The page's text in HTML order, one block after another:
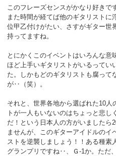
このフレーズセンスがかなり好きで
また時間が経てば他のギタリスト
位甲乙付けがたい、さすがギター世
持ってますね。
とにかくこのイベントはいろんな意
ほど上手いギタリストがいるってい
た。しかもどのギタリストも腐って
が‥（笑）。
それと、世界各地から選ばれた10人
トが一人もいないのはちょっと悲
だ！という日本人の方がいましたら
ませんが、このギターアイドルのイ
ストを逆襲しましょう！！ある種素
グランプリですね‥、Ｇ-1か。ただ